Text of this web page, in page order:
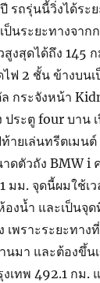
รถรุ่นนี้วิ่งได้ระ
ป็นระยะทางจาก
สูงสุดได้ถึง 145
ฟ 2 ชั้น ข้างบน
กระจังหน้า
ประตู four บาน
ายเล่นทรีตเมน
ดตัวถัง BMW i
มม. จุดนี้ผมใช้เ
องน้ำ และเป็นจุ
เพราะระยะทา
นมา และต้องขึ้น
เทพ 492.1 กม.